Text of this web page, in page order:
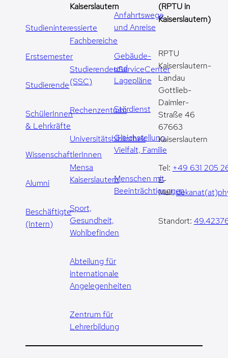
Studieninteressierte
Erstsemester
Studierende
SchülerInnen
& Lehrkräfte
WissenschaftlerInnen
Alumni
Beschäftigte
(Intern)
Kaiserslautern
Fachbereiche
StudierendenServiceCenter
(SSC)
Rechenzentrum
Universitätsbibliothek
Mensa
Kaiserslautern
Sport,
Gesundheit,
Wohlbefinden
Abteilung für
internationale
Angelegenheiten
Zentrum für
Lehrerbildung
Anfahrtswege
und Anreise
Gebäude-
und
Lagepläne
Stördienst
Gleichstellung,
Vielfalt, Familie
Menschen mit
Beeinträchtigungen
(RPTU in
Kaiserslautern)
RPTU
Kaiserslautern-
Landau
Gottlieb-
Daimler-
Straße 46
67663
Kaiserslautern
Tel: +49 631 205
E-
Mail:
Standort: